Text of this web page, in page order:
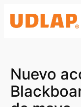
Nuevo